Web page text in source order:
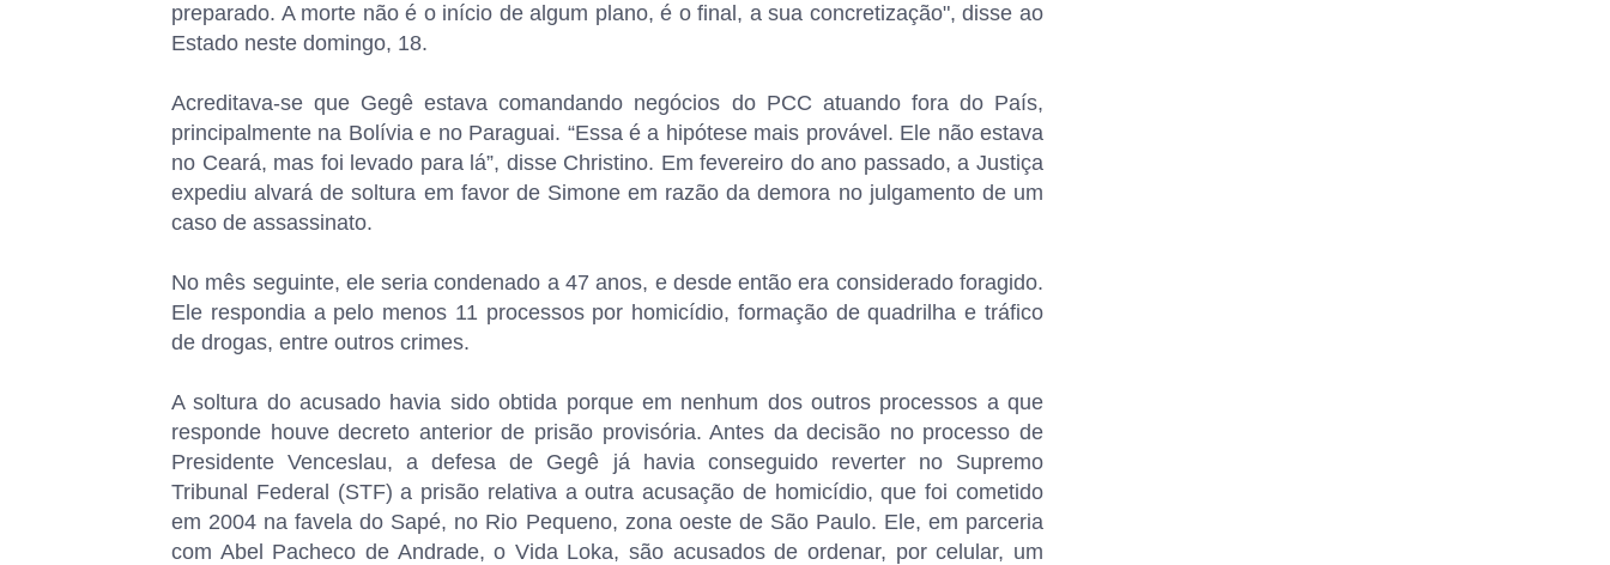
preparado. A morte não é o início de algum plano, é o final, a sua concretização", disse ao
Estado neste domingo, 18.
Acreditava-se que Gegê estava comandando negócios do PCC atuando fora do País,
principalmente na Bolívia e no Paraguai. “Essa é a hipótese mais provável. Ele não estava
no Ceará, mas foi levado para lá”, disse Christino. Em fevereiro do ano passado, a Justiça
expediu alvará de soltura em favor de Simone em razão da demora no julgamento de um
caso de assassinato.
No mês seguinte, ele seria condenado a 47 anos, e desde então era considerado foragido.
Ele respondia a pelo menos 11 processos por homicídio, formação de quadrilha e tráfico
de drogas, entre outros crimes.
A soltura do acusado havia sido obtida porque em nenhum dos outros processos a que
responde houve decreto anterior de prisão provisória. Antes da decisão no processo de
Presidente Venceslau, a defesa de Gegê já havia conseguido reverter no Supremo
Tribunal Federal (STF) a prisão relativa a outra acusação de homicídio, que foi cometido
em 2004 na favela do Sapé, no Rio Pequeno, zona oeste de São Paulo. Ele, em parceria
com Abel Pacheco de Andrade, o Vida Loka, são acusados de ordenar, por celular, um